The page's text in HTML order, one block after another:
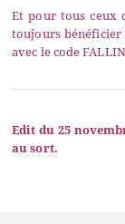
Et pour tous ceux
toujours bénéficier
avec le code
Edit du 25
au sort.